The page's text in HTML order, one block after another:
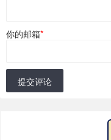
你的邮箱*
提交评论